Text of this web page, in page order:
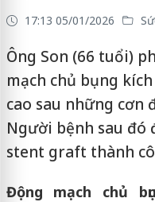
17:13 05/01/2026
Ông Son (66 tuổi)
mạch chủ bụng
cao sau những cơn
Người bệnh sau đó
stent graft thành
Động mạch chủ